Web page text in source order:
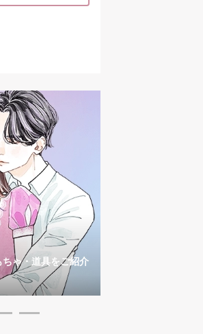
ゃ・道具をご紹介